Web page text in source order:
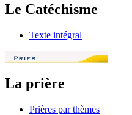
Le Catéchisme
Texte intégral
La prière
Prières par thèmes